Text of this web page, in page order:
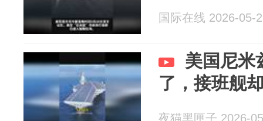
国际在线 2026-05-
美国尼米
了，接班舰
夜猫黑匣子 2026-